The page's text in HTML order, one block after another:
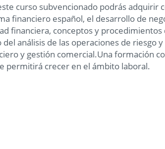
curso subvencionado podrás adquirir
financiero español, el desarrollo de
financiera, conceptos y procedimientos
del análisis de las operaciones de riesgo
y gestión comercial.Una formación
permitirá crecer en el ámbito laboral.